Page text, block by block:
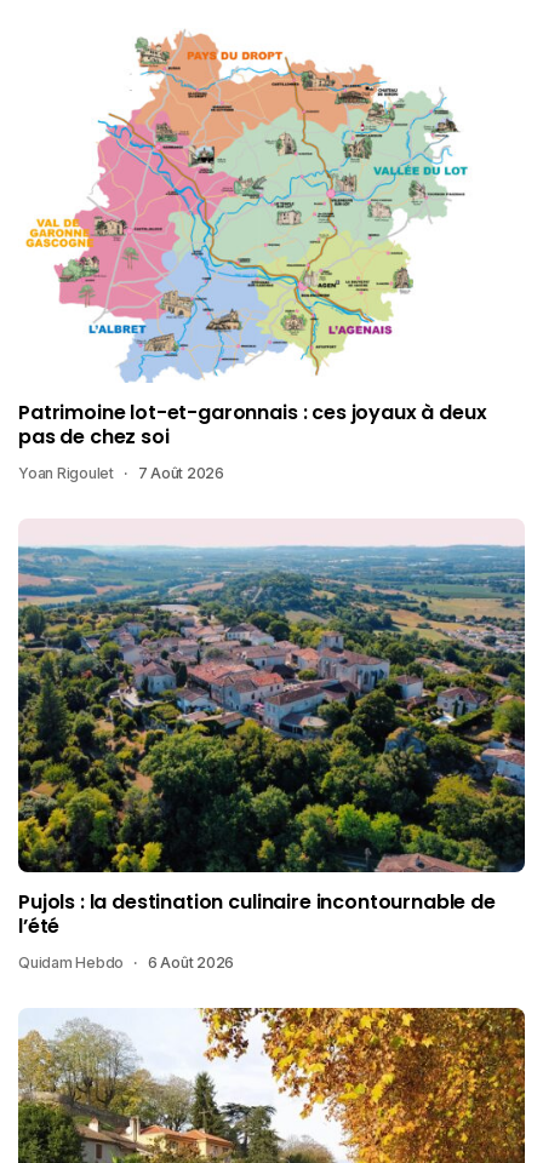
Patrimoine lot-et-garonnais : ces joyaux à deux
pas de chez soi
Yoan Rigoulet 7 Août 2026
Pujols : la destination culinaire incontournable de
l’été
Quidam Hebdo 6 Août 2026